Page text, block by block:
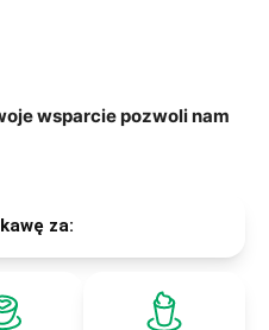
wsparcie pozwoli nam
za: